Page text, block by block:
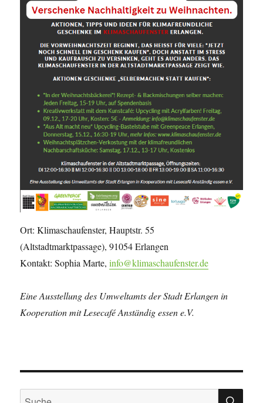
Ort: Klimaschaufenster, Hauptstr. 55
(Altstadtmarktpassage), 91054 Erlangen
Kontakt: Sophia Marte,info@klimaschaufenster.de
Eine Ausstellung des Umweltamts der Stadt Erlangen in
Kooperation mit Lesecafé Anständig essen e.V.
Suche